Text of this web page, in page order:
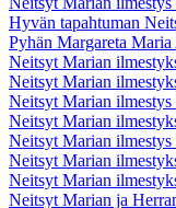
Hyvän tapahtuman
Pyhän Margareta
Neitsyt Marian
Neitsyt Marian
Neitsyt Marian ilmestys
Neitsyt Marian
Neitsyt Marian ilmestys
Neitsyt Marian
Neitsyt Marian
Neitsyt Marian ja